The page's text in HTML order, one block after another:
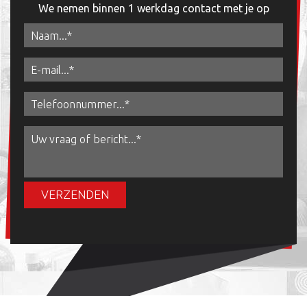
We nemen binnen 1 werkdag contact met je op
VERZENDEN